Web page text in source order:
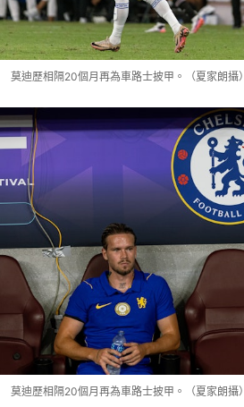
莫迪歷相隔20個月再為車路士披甲。（夏家朗攝）
莫迪歷相隔20個月再為車路士披甲。（夏家朗攝）